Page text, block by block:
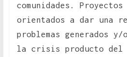
comunidades.
orientados a dar una
problemas generados y/
la crisis producto del